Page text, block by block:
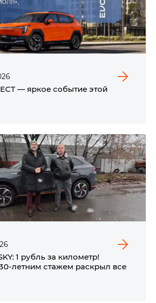
— яркое событие этой
1 рубль за километр!
летним стажем раскрыл все